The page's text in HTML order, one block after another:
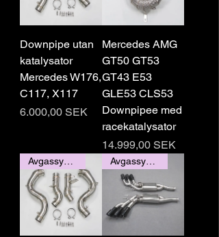
Downpipe utan
katalysator
Mercedes W176,
C117, X117
Pris
6.000,00 SEK
Mercedes AMG
GT50 GT53
GT43 E53
GLE53 CLS53
Downpipee med
racekatalysator
Pris
14.999,00 SEK